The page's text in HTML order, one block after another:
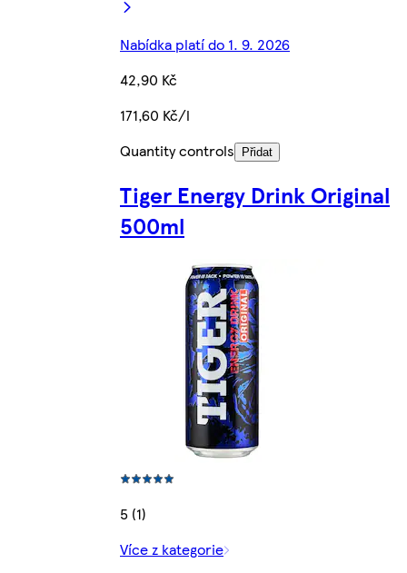
Nabídka platí do 1. 9. 2026
42,90 Kč
171,60 Kč/l
Quantity controls
Přidat
Tiger Energy Drink Original
500ml
5 (1)
Více z kategorie